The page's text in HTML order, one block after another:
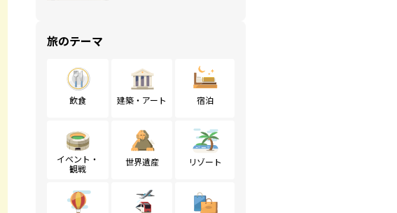
旅のテーマ
飲食 建築・アート 宿泊
イベント・
観戦
世界遺産 リゾート